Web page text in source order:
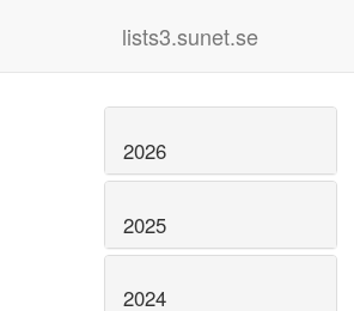
lists3.sunet.se
2026
2025
2024